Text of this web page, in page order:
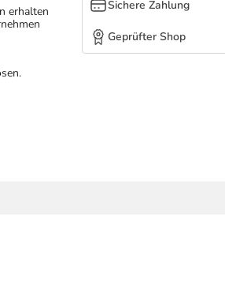
Sichere Zahlung
Geprüfter Shop
erhalten